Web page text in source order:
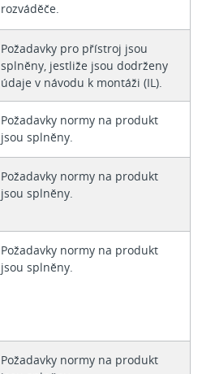
rozváděče.
Požadavky pro přístroj jsou
splněny, jestliže jsou dodrženy
údaje v návodu k montáži (IL).
Požadavky normy na produkt
jsou splněny.
Požadavky normy na produkt
jsou splněny.
Požadavky normy na produkt
jsou splněny.
Požadavky normy na produkt